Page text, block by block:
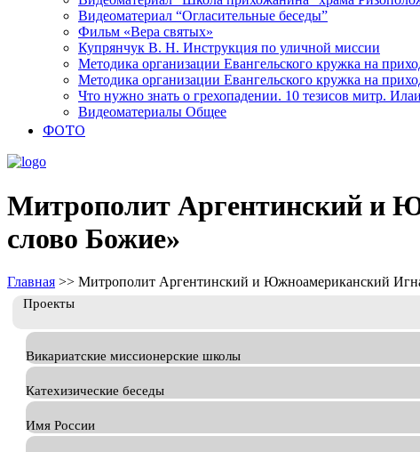
Видеоматериал “Огласительные беседы”
Фильм «Вера святых»
Купрянчук В. Н. Инструкция по уличной миссии
Методика организации Евангельского кружка на
Методика организации Евангельского кружка на
Что нужно знать о грехопадении. 10 тезисов митр.
Видеоматериалы Общее
ФОТО
Митрополит Аргентинский и
слово Божие»
Главная >> Митрополит Аргентинский и Южноамериканский
Проекты
Викариатские миссионерские школы
Катехизические беседы
Имя России